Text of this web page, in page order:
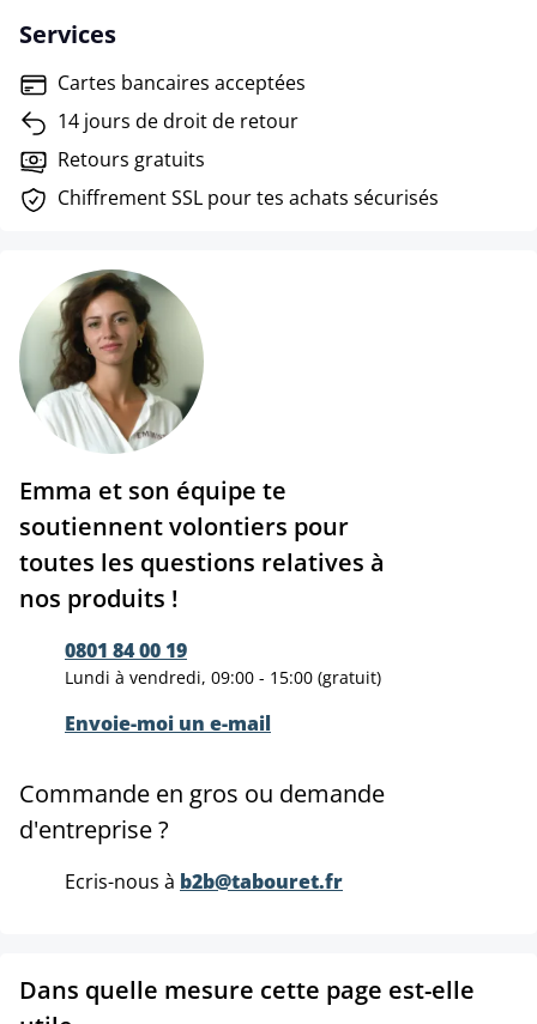
Services
Cartes bancaires acceptées
14 jours de droit de retour
Retours gratuits
Chiffrement SSL pour tes achats sécurisés
Emma et son équipe te
soutiennent volontiers pour
toutes les questions relatives à
nos produits !
0801 84 00 19
Lundi à vendredi, 09:00 - 15:00 (gratuit)
Envoie-moi un e-mail
Commande en gros ou demande
d'entreprise ?
Ecris-nous à b2b@tabouret.fr
Dans quelle mesure cette page est-elle